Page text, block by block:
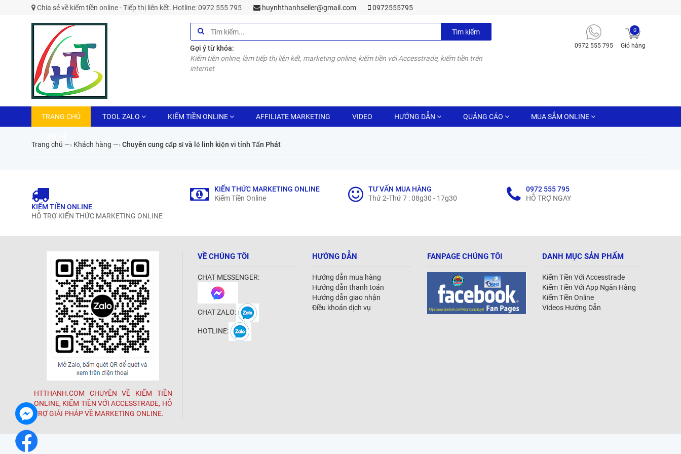
Chia sẻ về kiếm tiền online - Tiếp thị liên kết. Hotline: 0972 555 795 huynhthanhseller@gmail.com 0972555795
Tìm kiếm
Gợi ý từ khóa:
Kiếm tiền online, làm tiếp thị liên kết, marketing online, kiếm tiền với Accesstrade, kiếm tiền trên
internet
0972 555 795 Giỏ hàng
0
TRANG CHỦ TOOL ZALO KIẾM TIỀN ONLINE AFFILIATE MARKETING VIDEO HƯỚNG DẪN QUẢNG CÁO MUA SẮM ONLINE
Trang chủ —› Khách hàng —›Chuyên cung cấp sỉ và lẻ linh kiện vi tính Tấn Phát
KIẾM TIỀN ONLINE
HỖ TRỢ KIẾN THỨC MARKETING ONLINE
KIẾN THỨC MARKETING ONLINE
Kiếm Tiền Online
TƯ VẤN MUA HÀNG
Thứ 2-Thứ 7 : 08g30 - 17g30
0972 555 795
HỖ TRỢ NGAY
HTTHANH.COM CHUYÊN VỀ KIẾM TIỀN
ONLINE, KIẾM TIỀN VỚI ACCESSTRADE, HỖ
TRỢ GIẢI PHÁP VỀ MARKETING ONLINE.
VỀ CHÚNG TÔI
CHAT MESSENGER:
CHAT ZALO:
HOTLINE:
HƯỚNG DẪN
Hướng dẫn mua hàng
Hướng dẫn thanh toán
Hướng dẫn giao nhận
Điều khoản dịch vụ
FANPAGE CHÚNG TÔI DANH MỤC SẢN PHẨM
Kiếm Tiền Với Accesstrade
Kiếm Tiền Với App Ngân Hàng
Kiếm Tiền Online
Videos Hướng Dẫn